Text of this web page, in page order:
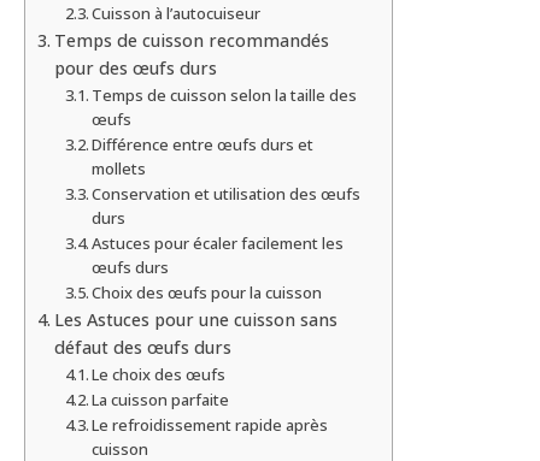
Cuisson à l’autocuiseur
Temps de cuisson recommandés
pour des œufs durs
Temps de cuisson selon la taille des
œufs
Différence entre œufs durs et
mollets
Conservation et utilisation des œufs
durs
Astuces pour écaler facilement les
œufs durs
Choix des œufs pour la cuisson
Les Astuces pour une cuisson sans
défaut des œufs durs
Le choix des œufs
La cuisson parfaite
Le refroidissement rapide après
cuisson